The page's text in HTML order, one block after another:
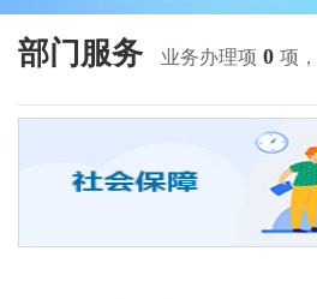
部门服务 业务办理项 0 项，